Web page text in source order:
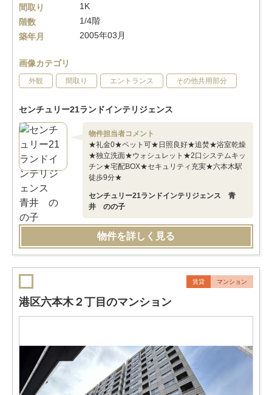
間取り
1K
階数
1/4階
築年月
2005年03月
画像カテゴリ
外観 間取り エントランス その他共用部分
センチュリー21ランドインテリジェンス
物件担当者コメント
★礼金0★ペット可★日照良好★追焚★浴室乾燥
★独立洗面★ウォシュレット★2口システムキッ
チン★宅配BOX★セキュリティ充実★六本木駅
徒歩9分★
センチュリー21ランドインテリジェンス 青
井 のの子
物件を詳しく見る
賃貸 マンション
港区六本木２丁目のマンション